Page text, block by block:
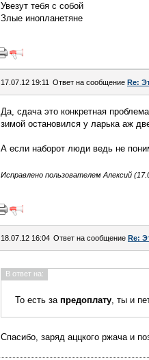
Увезут тебя с собой
Злые инопланетяне
17.07.12 19:11 Ответ на сообщение Re:
Да, сдача это конкретная
зимой остановился у ларька аж
А если наборот люди ведь не
Исправлено пользователем Алексий
18.07.12 16:04 Ответ на сообщение Re:
В ответ на:
То есть за предоплату, ты и
Спасибо, заряд аццкого ржача и